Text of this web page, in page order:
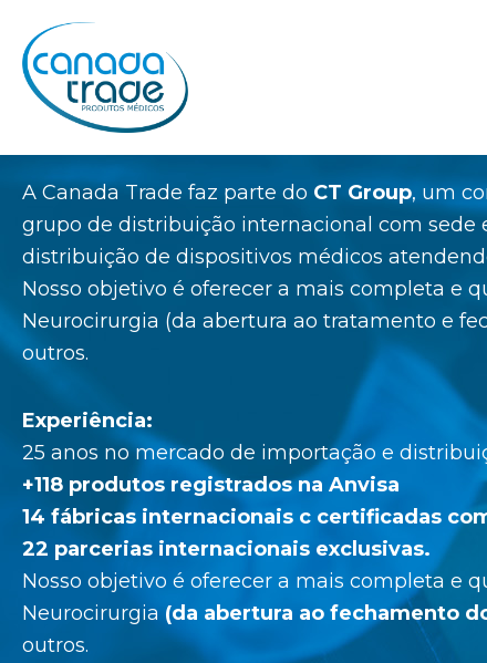
para
conteúdo
A Canada Trade faz parte do CT Group, um
grupo de distribuição internacional com sede
distribuição de dispositivos médicos
Nosso objetivo é oferecer a mais completa e
Neurocirurgia (da abertura ao tratamento e
outros.
Experiência:
25 anos no mercado de importação e
+118 produtos registrados na Anvisa
14 fábricas internacionais c certificadas
22 parcerias internacionais exclusivas.
Nosso objetivo é oferecer a mais completa e
Neurocirurgia (da abertura ao fechamento
outros.